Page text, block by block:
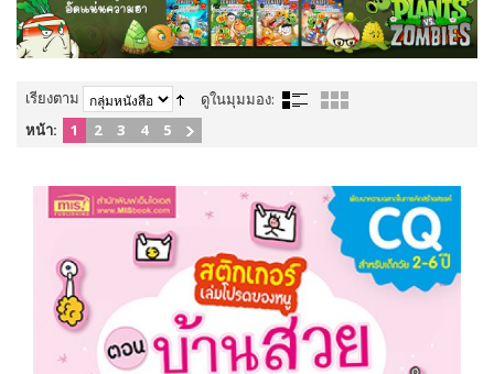
เรียงตาม
ดูในมุมมอง:
หน้า:
1 2 3 4 5